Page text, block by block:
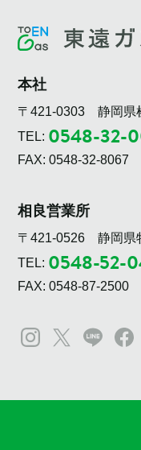
本社
〒421-0303 静岡県
TEL: 0548-32-
FAX: 0548-32-8067
相良営業所
〒421-0526 静岡県
TEL: 0548-52-
FAX: 0548-87-2500